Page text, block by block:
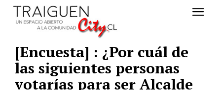
[Encuesta] : ¿Por cuál de
las siguientes personas
votarías para ser Alcalde